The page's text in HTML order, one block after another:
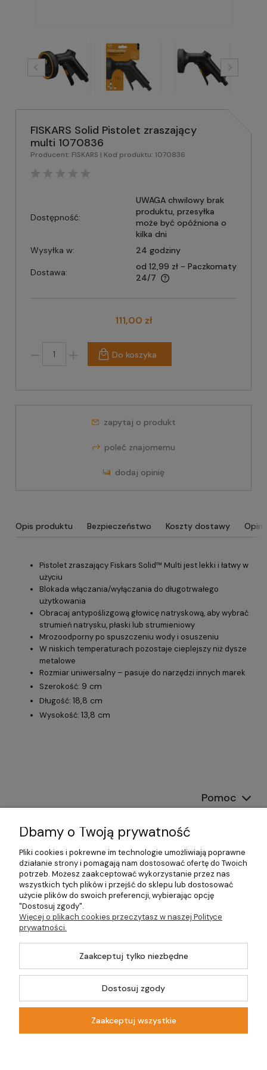
FISKARS Solid Pistolet zraszający
multi 1070836
Producent: FISKARS | Kod produktu: 1070836
Dostępność:
UWAGA chwilowy brak
produktu, przesyłka
może być opóźniona o
kilka dni
Wysyłka w:
24 godziny
Dostawa:
od 12,99 zł - Paczkomaty
24/7
111,00 zł
Do koszyka
zapytaj o produkt
poleć znajomemu
dodaj opinię
Opis produktu Bezpieczeństwo Koszty dostawy
Pistolet zraszający Fiskars Solid™ Multi jest lekki i łatwy w
użyciu
Blokada włączania/wyłączania do długotrwałego
użytkowania
Obracaj antypoślizgową głowicę natryskową, aby wybrać
strumień natrysku, płaski lub strumieniowy
Mrozoodporny po spuszczeniu wody i osuszeniu
W niskich temperaturach pozostaje cieplejszy niż dysze
metalowe
Rozmiar uniwersalny – pasuje do narzędzi innych marek
Szerokość: 9 cm
Długość: 18,8 cm
Wysokość: 13,8 cm
Pomoc
Moje konto
Gwarancja i zwroty
O firmie
©2026 Wszelkie Prawa Zastrzeżone | DOM-OGRÓD-HOBBY.PL
Dbamy o Twoją prywatność
Pliki cookies i pokrewne im technologie umożliwiają poprawne
działanie strony i pomagają nam dostosować ofertę do Twoich
potrzeb. Możesz zaakceptować wykorzystanie przez nas
wszystkich tych plików i przejść do sklepu lub dostosować
użycie plików do swoich preferencji, wybierając opcję
"Dostosuj zgody".
Więcej o plikach cookies przeczytasz w naszej Polityce
prywatności.
Zaakceptuj tylko niezbędne
Dostosuj zgody
Zaakceptuj wszystkie